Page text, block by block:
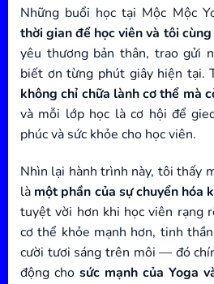
Những buổi học tại Mộc Mộc
thời gian để học viên và tôi
yêu thương bản thân, trao gửi
biết ơn từng phút giây hiện tại.
không chỉ chữa lành cơ thể mà
và mỗi lớp học là cơ hội để
phúc và sức khỏe cho học viên.
Nhìn lại hành trình này, tôi thấy
là một phần của sự chuyển hóa
tuyệt vời hơn khi học viên rạng
cơ thể khỏe mạnh hơn, tinh
cười tươi sáng trên môi — đó
động cho sức mạnh của Yoga